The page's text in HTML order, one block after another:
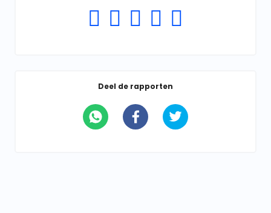
Deel de rapporten